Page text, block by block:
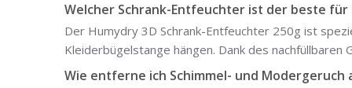
Welcher Schrank-Entfeuchter ist der beste für
Der Humydry 3D Schrank-Entfeuchter 250g ist
Kleiderbügelstange hängen. Dank des
Wie entferne ich Schimmel- und Modergeruch